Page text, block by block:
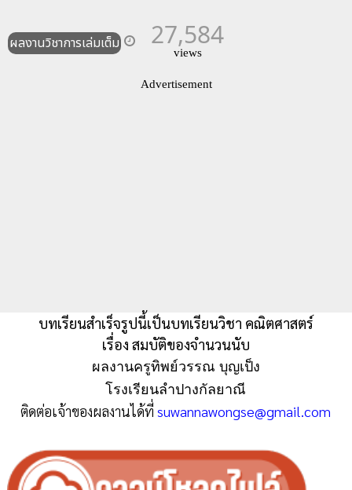
ผลงานวิชาการเล่มเต็ม 27,584
views
Advertisement
บทเรียนสำเร็จรูปนี้เป็นบทเรียนวิชา คณิตศาสตร์
เรื่อง สมบัติของจำนวนนับ
ผลงานครูทิพย์วรรณ บุญเป็ง
โรงเรียนลำปางกัลยาณี
ติดต่อเจ้าของผลงานได้ที่suwannawongse@gmail.com